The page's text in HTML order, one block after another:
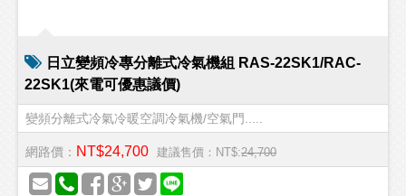
日立變頻冷專分離式冷氣機組 RAS-22SK1/RAC-
22SK1(來電可優惠議價)
變頻分離式冷氣冷暖空調冷氣機/空氣門.....
網路價： NT$24,700 建議售價：NT$:24,700